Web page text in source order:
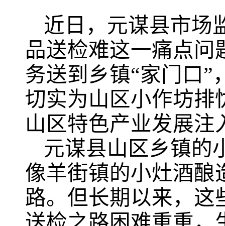
近日，元谋县市场
品送检难这一痛点问
务送到乡镇“家门口
切实为山区小作坊排
山区特色产业发展注
元谋县山区乡镇的
像羊街镇的小灶酒酿
路。但长期以来，这